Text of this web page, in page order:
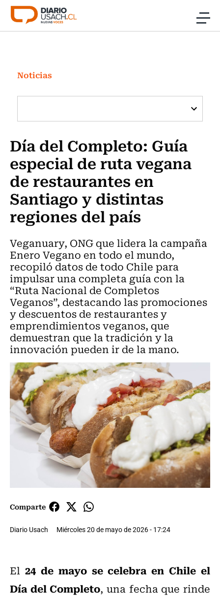
Click acá para ir directamente al contenido
Investigación
Cultura
Programas Radio y TV Usach
Noticias
Día del Completo: Guía
especial de ruta vegana
de restaurantes en
Santiago y distintas
regiones del país
Veganuary, ONG que lidera la campaña
Enero Vegano en todo el mundo,
recopiló datos de todo Chile para
impulsar una completa guía con la
“Ruta Nacional de Completos
Veganos”, destacando las promociones
y descuentos de restaurantes y
emprendimientos veganos, que
demuestran que la tradición y la
innovación pueden ir de la mano.
Comparte
Diario Usach Miércoles 20 de mayo de 2026 - 17:24
El 24 de mayo se celebra en Chile el
Día del Completo, una fecha que rinde